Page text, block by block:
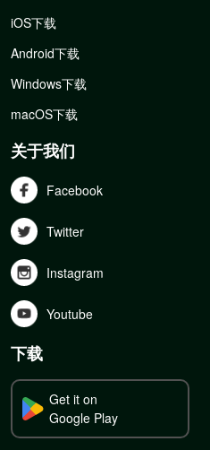
iOS下载
Android下载
Windows下载
macOS下载
关于我们
Facebook
Twitter
Instagram
Youtube
下载
Get it on
Google Play